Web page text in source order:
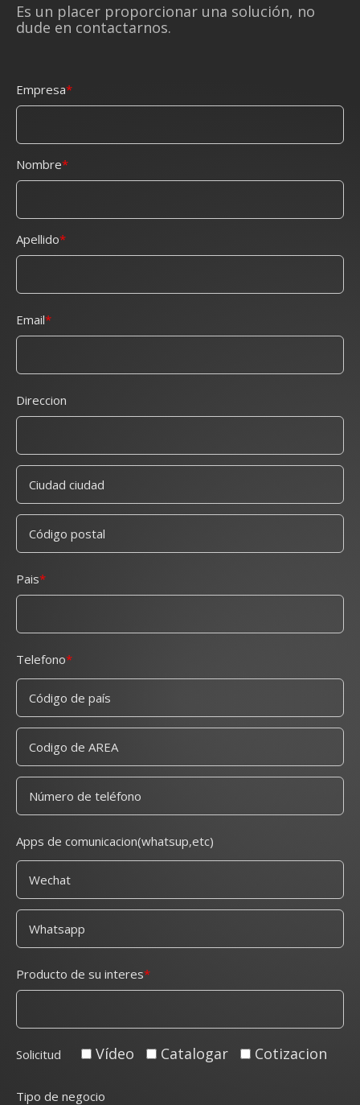
Es un placer proporcionar una solución, no
dude en contactarnos.
Empresa
Nombre
Apellido
Email
Direccion
Pais
Telefono
Apps de comunicacion(whatsup,etc)
Producto de su interes
Solicitud Vídeo Catalogar Cotizacion
Tipo de negocio